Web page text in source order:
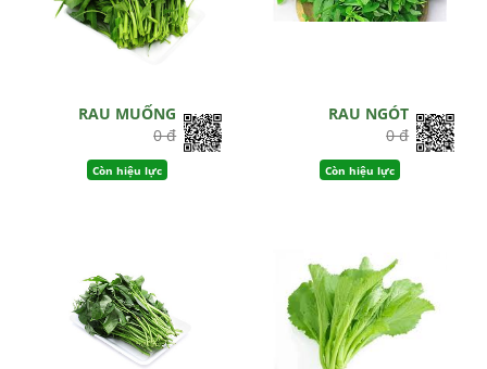
RAU MUỐNG
0 đ
Còn hiệu lực
RAU NGÓT
0 đ
Còn hiệu lực